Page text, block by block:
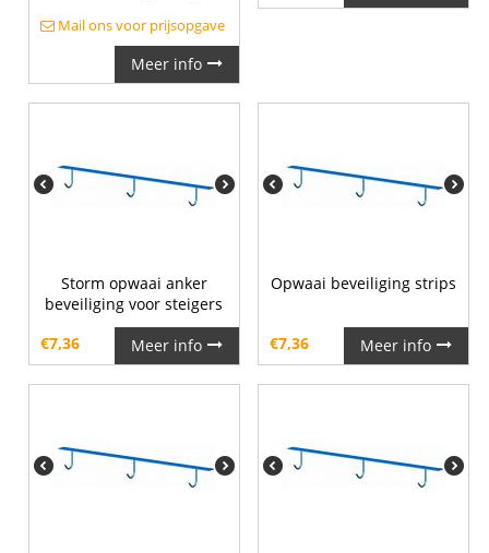
Mail ons voor prijsopgave
Meer info
Storm opwaai anker
beveiliging voor steigers
€7,36 Meer info
Opwaai beveiliging strips
€7,36 Meer info